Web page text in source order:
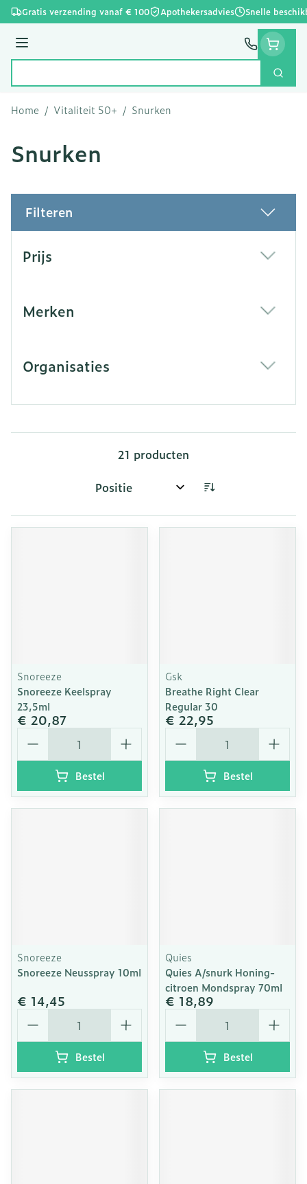
Ga naar de inhoud
Gratis verzending vanaf € 100 Apothekersadvies Snelle
Menu
Zoek
Home / Vitaliteit 50+ / Snurken
Snurken
Filteren
Prijs
Merken
Organisaties
21 producten
Sorteer op:
Snoreeze
Snoreeze Keelspray
23,5ml
€ 20,87
Aantal
Bestel
Gsk
Breathe Right Clear
Regular 30
€ 22,95
Aantal
Bestel
Snoreeze
Snoreeze Neusspray 10ml
€ 14,45
Aantal
Bestel
Quies
Quies A/snurk Honing-
citroen Mondspray 70ml
€ 18,89
Aantal
Bestel